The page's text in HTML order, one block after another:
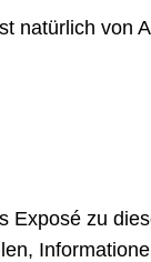
natürlich von
Exposé zu